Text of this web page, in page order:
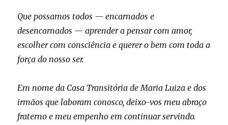
Que possamos todos — encarnados e
desencarnados — aprender a pensar com amor,
escolher com consciência e querer o bem com toda a
força do nosso ser.
Em nome da Casa Transitória de Maria Luiza e dos
irmãos que laboram conosco, deixo-vos meu abraço
fraterno e meu empenho em continuar servindo.